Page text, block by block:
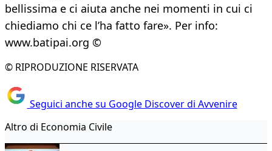
bellissima e ci aiuta anche nei momenti in cui ci
chiediamo chi ce l’ha fatto fare». Per info:
www.batipai.org ©
© RIPRODUZIONE RISERVATA
Seguici anche su Google Discover di Avvenire
Altro di Economia Civile